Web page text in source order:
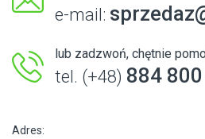
e-mail:
lub zadzwoń, chętnie
tel. (+48) 884 800
Adres: